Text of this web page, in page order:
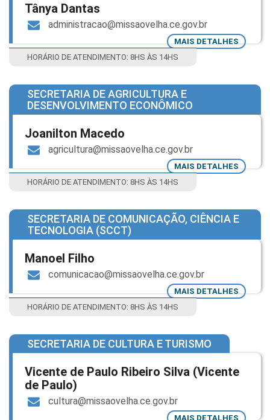
Tânya Dantas
administracao@missaovelha.ce.gov.br
MAIS DETALHES
HORÁRIO DE ATENDIMENTO: 8HS ÀS 14HS
SECRETARIA DE AGRICULTURA E
DESENVOLVIMENTO ECONÔMICO
Joanilton Macedo
agricultura@missaovelha.ce.gov.br
MAIS DETALHES
HORÁRIO DE ATENDIMENTO: 8HS ÀS 14HS
SECRETARIA DE COMUNICAÇÃO, CIÊNCIA E
TECNOLOGIA (SCCT)
Manoel Filho
comunicacao@missaovelha.ce.gov.br
MAIS DETALHES
HORÁRIO DE ATENDIMENTO: 8HS ÀS 14HS
SECRETARIA DE CULTURA E TURISMO
Vicente de Paulo Ribeiro Silva (Vicente
de Paulo)
cultura@missaovelha.ce.gov.br
MAIS DETALHES